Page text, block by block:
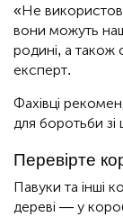
«Не
вони можуть
родині, а
експерт.
Фахівці
для боротьби зі
Перевірте
Павуки та інші
дереві — у